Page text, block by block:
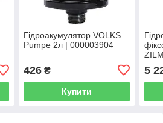
Гідроакумулятор VOLKS
Pumpe 2л | 000003904
426₴
Купити
5